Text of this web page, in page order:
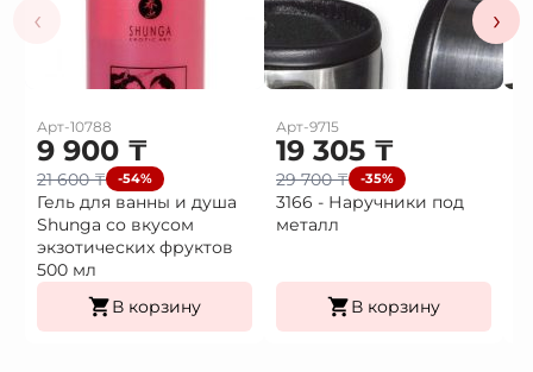
‹
Арт-10788
9 900 ₸
21 600₸ -54%
Гель для ванны и душа
Shunga со вкусом
экзотических фруктов
500 мл
В корзину
Арт-9715
19 305 ₸
29 700₸ -35%
3166 - Наручники под
металл
В корзину
›